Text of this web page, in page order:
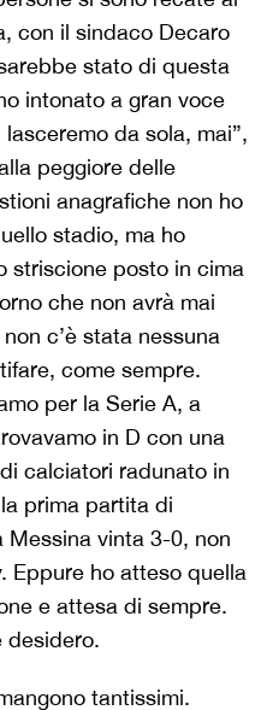
con il sindaco Decaro
stato di questa
intonato a gran voce
da sola, mai”,
peggiore delle
anagrafiche non ho
stadio, ma ho
striscione posto in cima
che non avrà mai
c’è stata nessuna
come sempre.
per la Serie A, a
in D con una
calciatori radunato in
prima partita di
vinta 3-0, non
Eppure ho atteso quella
e attesa di sempre.
desidero.
tantissimi.